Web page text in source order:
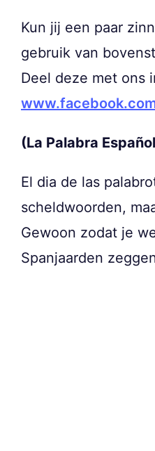
Kun jij een paar
gebruik van
Deel deze met ons
(La Palabra
El dia de las
scheldwoorden,
Gewoon zodat je
Spanjaarden